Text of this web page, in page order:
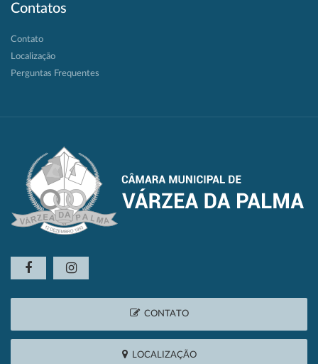
Contatos
Contato
Localização
Perguntas Frequentes
CONTATO
LOCALIZAÇÃO